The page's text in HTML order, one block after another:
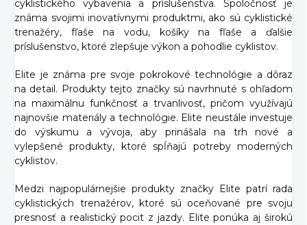
cyklistického vybavenia a príslušenstva. Spoločnosť je
známa svojimi inovatívnymi produktmi, ako sú cyklistické
trenažéry, fľaše na vodu, košíky na fľaše a ďalšie
príslušenstvo, ktoré zlepšuje výkon a pohodlie cyklistov.
Elite je známa pre svoje pokrokové technológie a dôraz
na detail. Produkty tejto značky sú navrhnuté s ohľadom
na maximálnu funkčnosť a trvanlivosť, pričom využívajú
najnovšie materiály a technológie. Elite neustále investuje
do výskumu a vývoja, aby prinášala na trh nové a
vylepšené produkty, ktoré spĺňajú potreby moderných
cyklistov.
Medzi najpopulárnejšie produkty značky Elite patrí rada
cyklistických trenažérov, ktoré sú oceňované pre svoju
presnosť a realistický pocit z jazdy. Elite ponúka aj širokú